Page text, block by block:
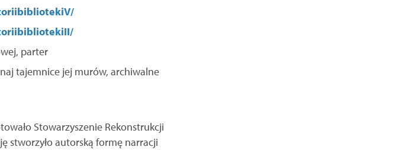
parter
tajemnice jej murów, archiwalne
Stowarzyszenie Rekonstrukcji
stworzyło autorską formę narracji